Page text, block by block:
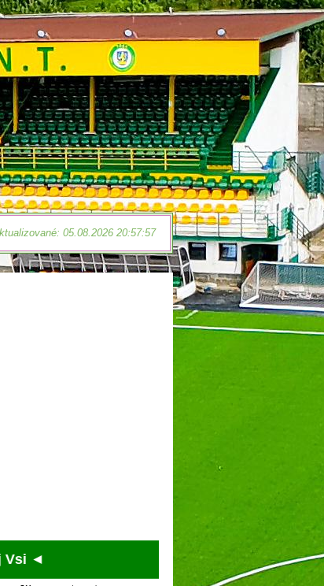
05.08.2026 20:57:57